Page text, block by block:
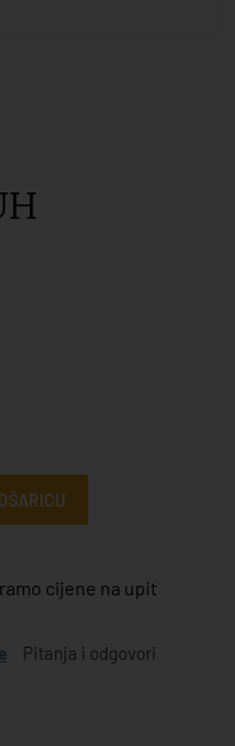
cijene na upit
Pitanja i odgovori